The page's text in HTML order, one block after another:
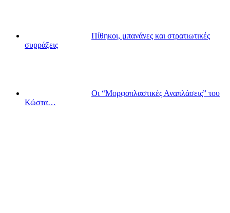
Πίθηκοι, μπανάνες και στρατιωτικές
συρράξεις
Οι “Μορφοπλαστικές Αναπλάσεις” του
Κώστα…